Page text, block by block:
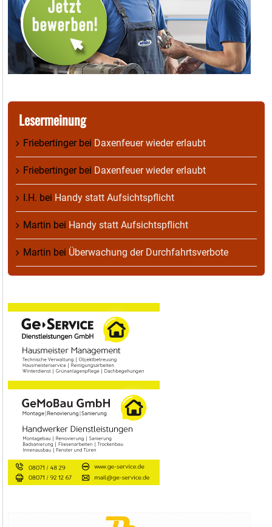
Lesermeinung
Friebertingerbei Daxenfeuer wieder erlaubt
Friebertingerbei Daxenfeuer wieder erlaubt
I.H. bei Handy statt Aufsichtspflicht
Martin bei Handy statt Aufsichtspflicht
Martin bei Überwachung der Durchfahrtsverbote